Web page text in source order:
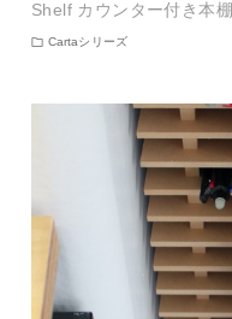
Shelf カウンター付き本棚
Cartaシリーズ